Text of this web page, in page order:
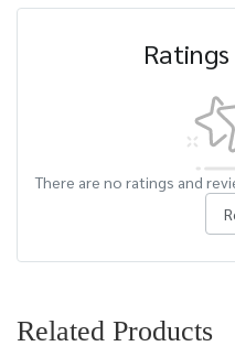
There are no ratings and
Related Products